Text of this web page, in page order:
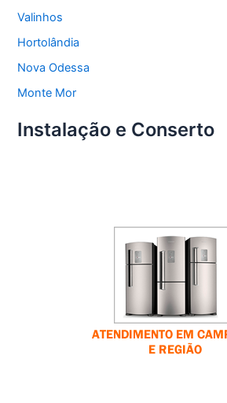
Valinhos
Hortolândia
Nova Odessa
Monte Mor
Instalação e Conserto